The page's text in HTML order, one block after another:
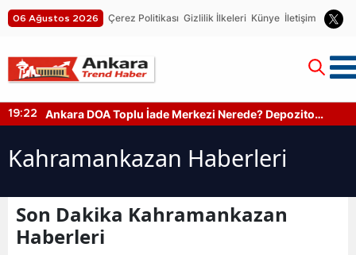
06 Ağustos 2026 Çerez Politikası Gizlilik İlkeleri Künye İletişim
19:22
Ankara DOA Toplu İade Merkezi Nerede? Depozito
Kahramankazan Haberleri
Son Dakika Kahramankazan
Haberleri